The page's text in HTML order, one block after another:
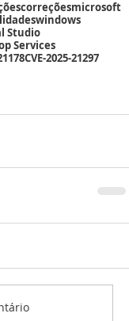
correçõesmicrosoft
windows
Studio
Services
CVE-2025-21297